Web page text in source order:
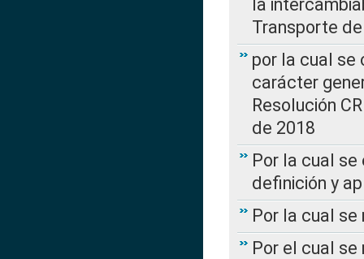
la
Transporte
por la cual se
carácter
Resolución
de 2018
Por la cual
definición y
Por la cual
Por el cual